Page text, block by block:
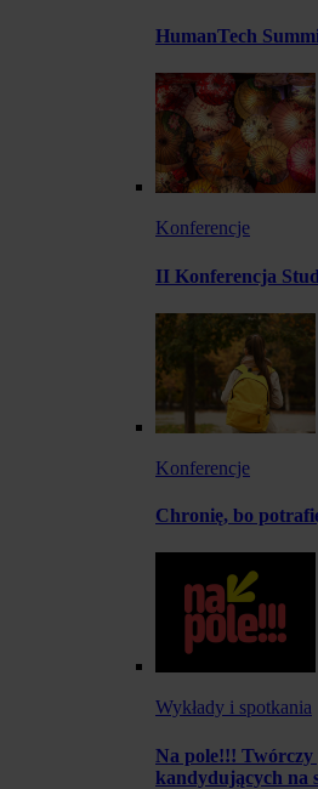
HumanTech
Konferencje
II Konferencja
Konferencje
Chronię, bo
Wykłady i spotkania
Na pole!!! Twórczy
kandydujących na